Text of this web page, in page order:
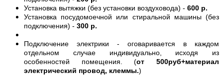
Установка вытяжки (без установки воздуховода) - 600 р.
Установка посудомоечной или стиральной машины (без
подключения) - 300 р.
Подключение электрики - оговаривается в каждом
отдельном случае индивидуально, исходя из
особенностей помещения. (от 500руб+материал
электрический провод, клеммы.)